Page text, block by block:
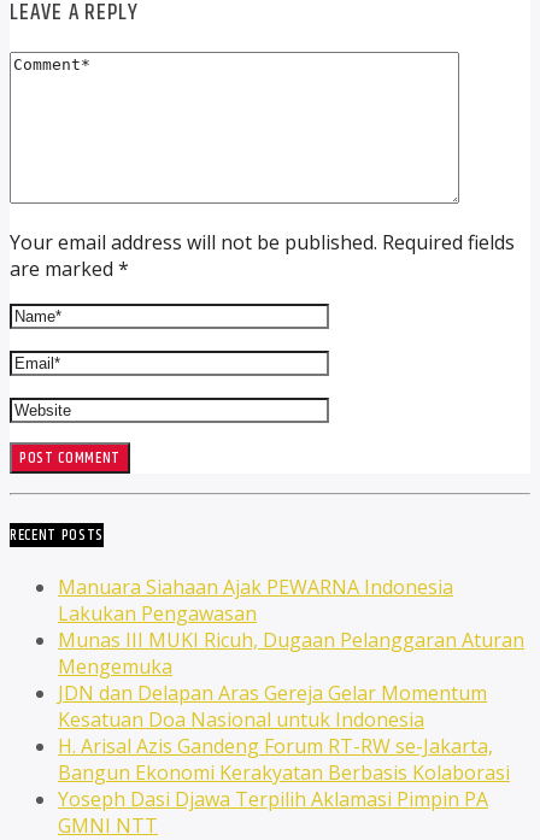
LEAVE A REPLY
Your email address will not be published. Required fields
are marked *
RECENT POSTS
Manuara Siahaan Ajak PEWARNA Indonesia
Lakukan Pengawasan
Munas III MUKI Ricuh, Dugaan Pelanggaran Aturan
Mengemuka
JDN dan Delapan Aras Gereja Gelar Momentum
Kesatuan Doa Nasional untuk Indonesia
H. Arisal Azis Gandeng Forum RT-RW se-Jakarta,
Bangun Ekonomi Kerakyatan Berbasis Kolaborasi
Yoseph Dasi Djawa Terpilih Aklamasi Pimpin PA
GMNI NTT